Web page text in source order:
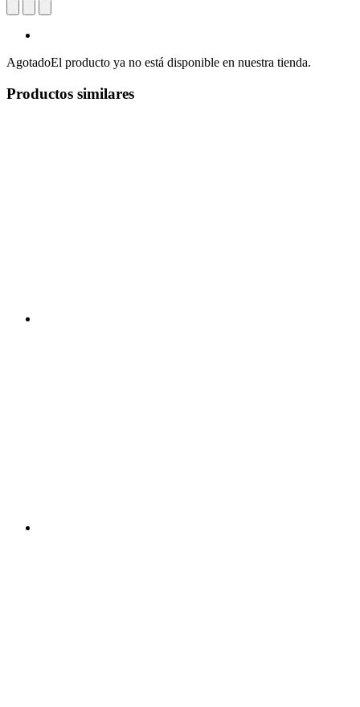
AgotadoEl producto ya no está disponible en nuestra tienda.
Productos similares